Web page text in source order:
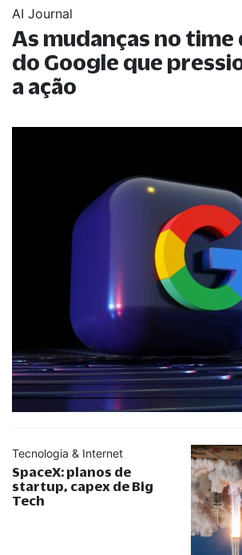
AI Journal
As mudanças no time
do Google que
a ação
Tecnologia & Internet
SpaceX: planos de
startup, capex de Big
Tech